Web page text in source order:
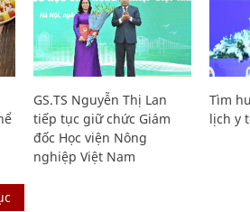
GS.TS Nguyễn Thị Lan
tiếp tục giữ chức Giám
đốc Học viện Nông
nghiệp Việt Nam
Tìm
lịch y